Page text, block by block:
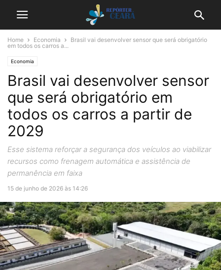
Home Economia
Brasil vai desenvolver sensor que será obrigatório
em todos os carros a...
Economia
Brasil vai desenvolver sensor
que será obrigatório em
todos os carros a partir de
2029
Esse sistema reforçar a segurança dos veículos ao viabilizar
recursos como frenagem automática e assistência de
permanência em faixa
15 de junho de 2026 às 14:26